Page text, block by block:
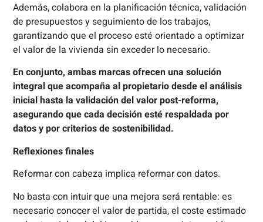
Además, colabora en la planificación técnica, validación
de presupuestos y seguimiento de los trabajos,
garantizando que el proceso esté orientado a optimizar
el valor de la vivienda sin exceder lo necesario.
En conjunto, ambas marcas ofrecen una solución
integral que acompaña al propietario desde el análisis
inicial hasta la validación del valor post-reforma,
asegurando que cada decisión esté respaldada por
datos y por criterios de sostenibilidad.
Reflexiones finales
Reformar con cabeza implica reformar con datos.
No basta con intuir que una mejora será rentable: es
necesario conocer el valor de partida, el coste estimado